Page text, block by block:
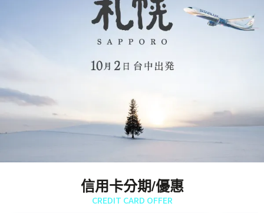
信用卡分期/優惠
CREDIT CARD OFFER